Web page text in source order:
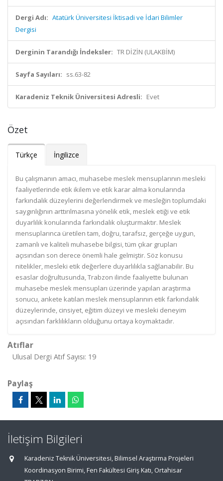
Dergi Adı: Atatürk Üniversitesi İktisadi ve İdari Bilimler
Dergisi
Derginin Tarandığı İndeksler: TR DİZİN (ULAKBİM)
Sayfa Sayıları: ss.63-82
Karadeniz Teknik Üniversitesi Adresli: Evet
Özet
Türkçe İngilizce
Bu çalışmanın amacı, muhasebe meslek mensuplarının mesleki
faaliyetlerinde etik ikilem ve etik karar alma konularında
farkındalık düzeylerini değerlendirmek ve mesleğin toplumdaki
saygınlığının arttırılmasına yönelik etik, meslek etiği ve etik
duyarlılık konularında farkındalık oluşturmaktır. Meslek
mensuplarınca üretilen tam, doğru, tarafsız, gerçeğe uygun,
zamanlı ve kaliteli muhasebe bilgisi, tüm çıkar grupları
açısından son derece önemli hale gelmiştir. Söz konusu
nitelikler, mesleki etik değerlere duyarlılıkla sağlanabilir. Bu
esaslar doğrultusunda, Trabzon ilinde faaliyette bulunan
muhasebe meslek mensupları üzerinde yapılan araştırma
sonucu, ankete katılan meslek mensuplarının etik farkındalık
düzeylerinde, cinsiyet, eğitim düzeyi ve mesleki deneyim
açısından farklılıkların olduğunu ortaya koymaktadır.
Atıflar
Ulusal Dergi Atıf Sayısı: 19
Paylaş
İletişim Bilgileri
Karadeniz Teknik Üniversitesi, Bilimsel Araştırma Projeleri
Koordinasyon Birimi, Fen Fakültesi Giriş Katı, Ortahisar